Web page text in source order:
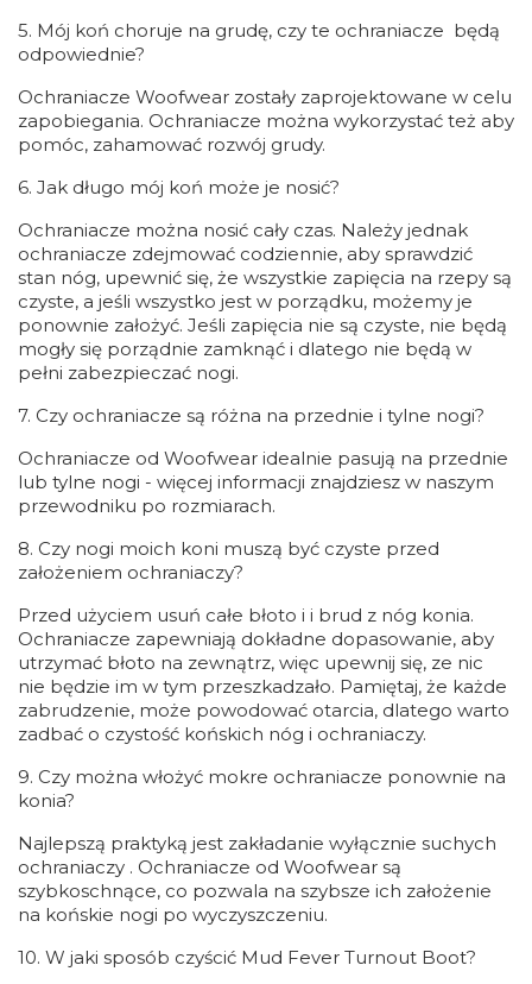
5. Mój koń choruje na grudę, czy te ochraniacze będą
odpowiednie?
Ochraniacze Woofwear zostały zaprojektowane w celu
zapobiegania. Ochraniacze można wykorzystać też aby
pomóc, zahamować rozwój grudy.
6. Jak długo mój koń może je nosić?
Ochraniacze można nosić cały czas. Należy jednak
ochraniacze zdejmować codziennie, aby sprawdzić
stan nóg, upewnić się, że wszystkie zapięcia na rzepy są
czyste, a jeśli wszystko jest w porządku, możemy je
ponownie założyć. Jeśli zapięcia nie są czyste, nie będą
mogły się porządnie zamknąć i dlatego nie będą w
pełni zabezpieczać nogi.
7. Czy ochraniacze są różna na przednie i tylne nogi?
Ochraniacze od Woofwear idealnie pasują na przednie
lub tylne nogi - więcej informacji znajdziesz w naszym
przewodniku po rozmiarach.
8. Czy nogi moich koni muszą być czyste przed
założeniem ochraniaczy?
Przed użyciem usuń całe błoto i i brud z nóg konia.
Ochraniacze zapewniają dokładne dopasowanie, aby
utrzymać błoto na zewnątrz, więc upewnij się, ze nic
nie będzie im w tym przeszkadzało. Pamiętaj, że każde
zabrudzenie, może powodować otarcia, dlatego warto
zadbać o czystość końskich nóg i ochraniaczy.
9. Czy można włożyć mokre ochraniacze ponownie na
konia?
Najlepszą praktyką jest zakładanie wyłącznie suchych
ochraniaczy . Ochraniacze od Woofwear są
szybkoschnące, co pozwala na szybsze ich założenie
na końskie nogi po wyczyszczeniu.
10. W jaki sposób czyścić Mud Fever Turnout Boot?